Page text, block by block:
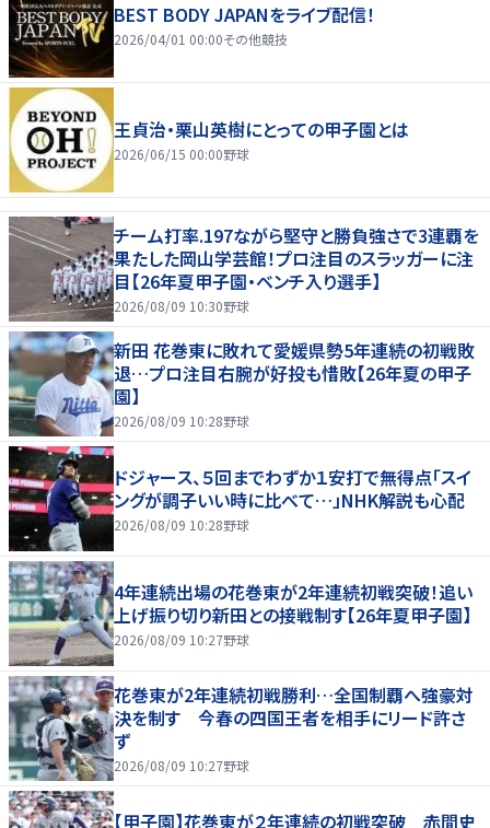
BEST BODY JAPANをライブ配信！
2026/04/01 00:00その他競技
王貞治・栗山英樹にとっての甲子園とは
2026/06/15 00:00野球
チーム打率.197ながら堅守と勝負強さで3連覇を
果たした岡山学芸館！プロ注目のスラッガーに注
目【26年夏甲子園・ベンチ入り選手】
2026/08/09 10:30野球
新田 花巻東に敗れて愛媛県勢5年連続の初戦敗
退…プロ注目右腕が好投も惜敗【26年夏の甲子
園】
2026/08/09 10:28野球
ドジャース、５回までわずか１安打で無得点「スイ
ングが調子いい時に比べて…」NHK解説も心配
2026/08/09 10:28野球
4年連続出場の花巻東が2年連続初戦突破！追い
上げ振り切り新田との接戦制す【26年夏甲子園】
2026/08/09 10:27野球
花巻東が2年連続初戦勝利…全国制覇へ強豪対
決を制す 今春の四国王者を相手にリード許さ
ず
2026/08/09 10:27野球
【甲子園】花巻東が２年連続の初戦突破 赤間史